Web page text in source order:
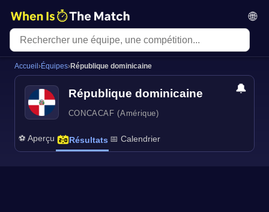
🌐
Accueil ›Équipes›République dominicaine
République dominicaine
CONCACAF (Amérique)
🔔
⚽ Aperçu Résultats 📅 Calendrier